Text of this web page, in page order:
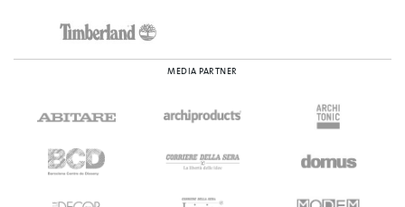
MEDIA PARTNER